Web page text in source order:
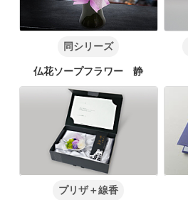
同シリーズ
仏花ソープフラワー 静
プリザ＋線香